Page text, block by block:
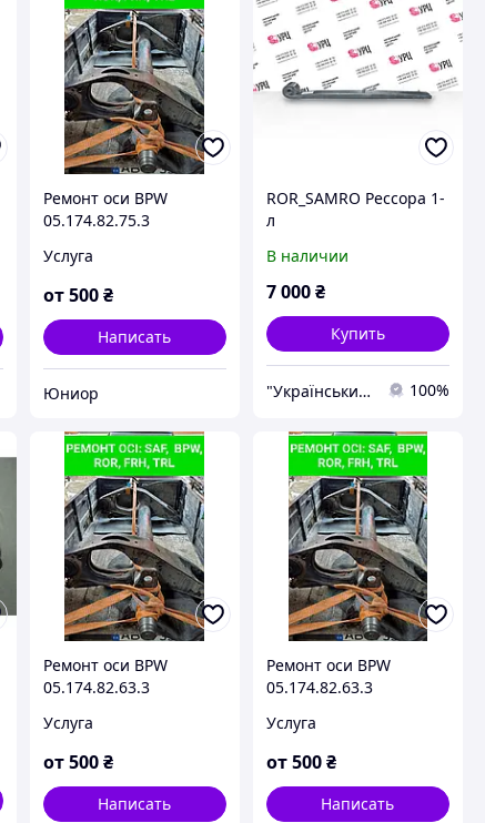
Ремонт оси BPW
05.174.82.75.3
Услуга
от 500 ₴
Написать
Юниор
ROR_SAMRO Рессора 1-
л
В наличии
7 000₴
Купить
"Український Ресорний Центр" (УРЦ) 100%
Ремонт оси BPW
05.174.82.63.3
Услуга
от 500 ₴
Написать
Ремонт оси BPW
05.174.82.63.3
Услуга
от500₴
Написать